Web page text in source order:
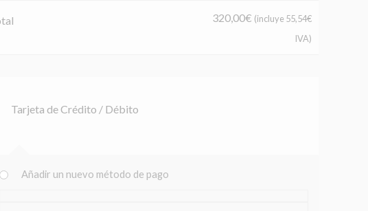
320,00€ (incluye 55,54€
IVA)
Tarjeta de Crédito / Débito
Añadir un nuevo método de pago